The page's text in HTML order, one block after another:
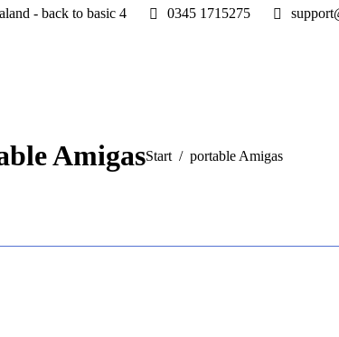
- back to basic 4 0345 1715275
AmigasSie befinden sich hier:
Start portable Amigas